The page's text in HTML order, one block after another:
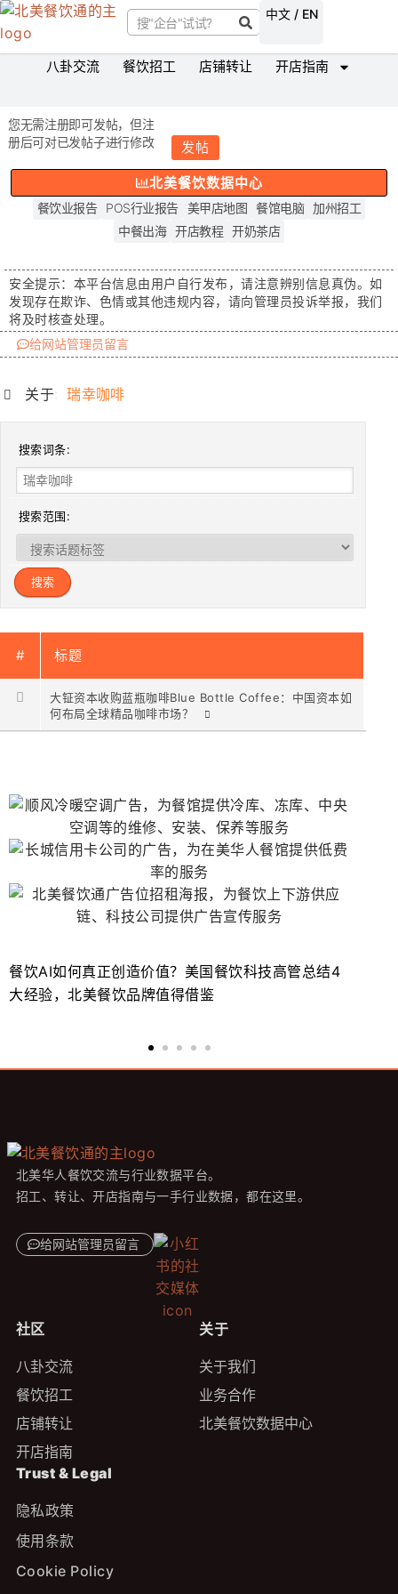
中文 / EN
八卦交流 餐饮招工 店铺转让 开店指南
您无需注册即可发帖，但注
册后可对已发帖子进行修改
发帖
北美餐饮数据中心
餐饮业报告 POS行业报告 美甲店地图 餐馆电脑
加州招工
中餐出海 开店教程 开奶茶店
安全提示： 本平台信息由用户自行发布，请注意辨别信息真伪。如
发现存在欺诈、色情或其他违规内容，请向管理员投诉举报，我们
将及时核查处理。
给网站管理员留言
关于:瑞幸咖啡
搜索词条:
搜索范围:
# 标题
大钲资本收购蓝瓶咖啡Blue Bottle Coffee：中国资本如
何布局全球精品咖啡市场？
餐饮AI如何真正创造价值？美国餐饮科技高管总结4
大经验，北美餐饮品牌值得借鉴
北美华人餐饮交流与行业数据平台。
招工、转让、开店指南与一手行业数据，都在这里。
给网站管理员留言
社区
八卦交流
餐饮招工
店铺转让
开店指南
关于
关于我们
业务合作
北美餐饮数据中心
Trust & Legal
隐私政策
使用条款
Cookie Policy